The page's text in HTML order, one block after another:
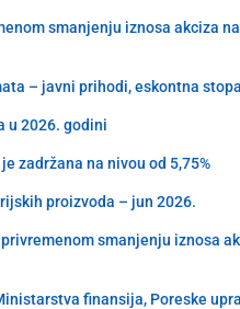
smanjenju iznosa akciza
– javni prihodi, eskontna
u 2026. godini
zadržana na nivou od 5,75%
proizvoda – jun 2026.
smanjenju iznosa
finansija, Poreske